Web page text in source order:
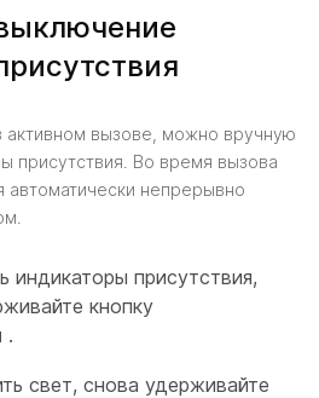
активном вызове, можно вручную
присутствия. Во время вызова
автоматически непрерывно
индикаторы присутствия,
кнопку
.
свет, снова удерживайте